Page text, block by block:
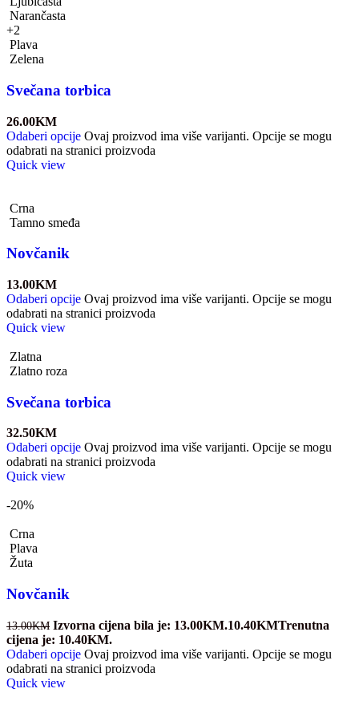
Narančasta
+2
Plava
Zelena
Svečana torbica
26.00KM
Odaberi opcije Ovaj proizvod ima više varijanti. Opcije se mogu
odabrati na stranici proizvoda
Quick view
Crna
Tamno smeđa
Novčanik
13.00KM
Odaberi opcije Ovaj proizvod ima više varijanti. Opcije se mogu
odabrati na stranici proizvoda
Quick view
Zlatna
Zlatno roza
Svečana torbica
32.50KM
Odaberi opcije Ovaj proizvod ima više varijanti. Opcije se mogu
odabrati na stranici proizvoda
Quick view
-20%
Crna
Plava
Žuta
Novčanik
13.00KM Izvorna cijena bila je: 13.00KM.10.40KMTrenutna
cijena je: 10.40KM.
Odaberi opcije Ovaj proizvod ima više varijanti. Opcije se mogu
odabrati na stranici proizvoda
Quick view